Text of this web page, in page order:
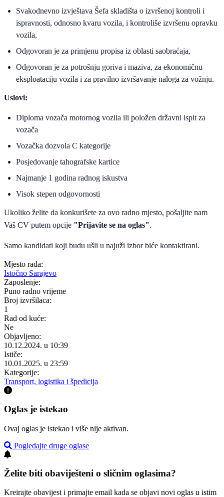
Svakodnevno izvještava Šefa skladišta o izvršenoj kontroli i
ispravnosti, odnosno kvaru vozila, i kontroliše izvršenu opravku
vozila,
Odgovoran je za primjenu propisa iz oblasti saobraćaja,
Odgovoran je za potrošnju goriva i maziva, za ekonomičnu
eksploataciju vozila i za pravilno izvršavanje naloga za vožnju.
Uslovi:
Diploma vozača motornog vozila ili položen državni ispit za
vozača
Vozačka dozvola C kategorije
Posjedovanje tahografske kartice
Najmanje 1 godina radnog iskustva
Visok stepen odgovornosti
Ukoliko želite da konkurišete za ovo radno mjesto, pošaljite nam
Vaš CV putem opcije "Prijavite se na oglas".
Samo kandidati koji budu ušli u najuži izbor biće kontaktirani.
Mjesto rada:
Istočno Sarajevo
Zaposlenje:
Puno radno vrijeme
Broj izvršilaca:
1
Rad od kuće:
Ne
Objavljeno:
10.12.2024. u 10:39
Ističe:
10.01.2025. u 23:59
Kategorije:
Transport, logistika i špedicija
Oglas je istekao
Ovaj oglas je istekao i više nije aktivan.
Pogledajte druge oglase
Želite biti obaviješteni o sličnim oglasima?
Kreirajte obavijest i primajte email kada se objavi novi oglas u istim